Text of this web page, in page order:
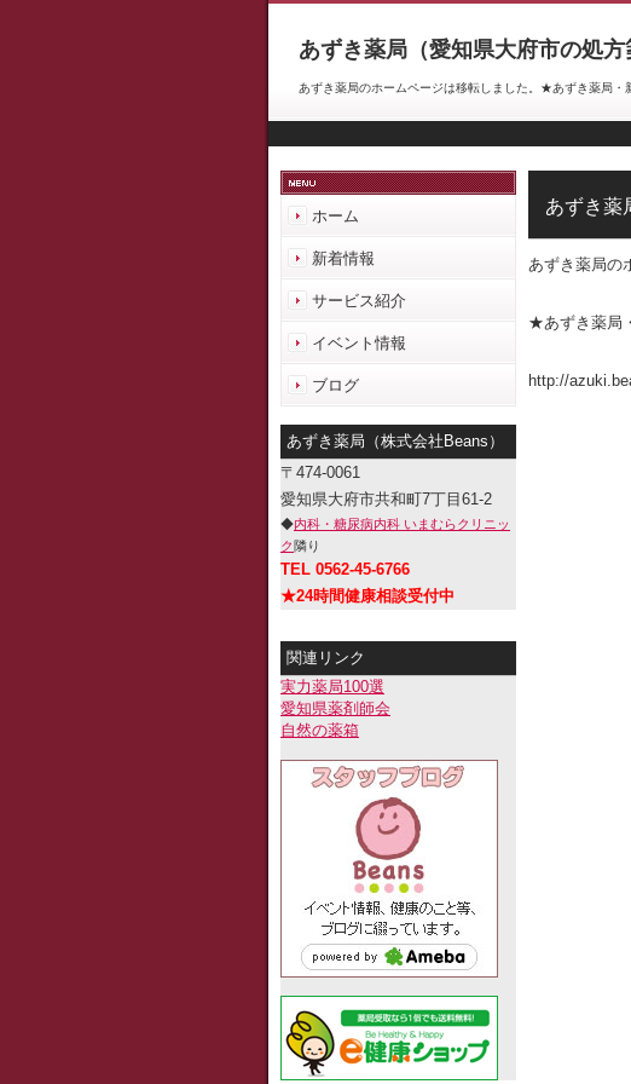
あずき薬局（愛知県大府市の処
あずき薬局のホームページは移転しました。★あずき薬局
あずき
あずき薬局の
★あずき薬局
http://
ホーム
新着情報
サービス紹介
イベント情報
ブログ
あずき薬局（株式会社Beans）
〒474-0061
愛知県大府市共和町7丁目61-2
◆内科・糖尿病内科 いまむらクリニッ
ク隣り
TEL 0562-45-6766
★24時間健康相談受付中
関連リンク
実力薬局100選
愛知県薬剤師会
自然の薬箱